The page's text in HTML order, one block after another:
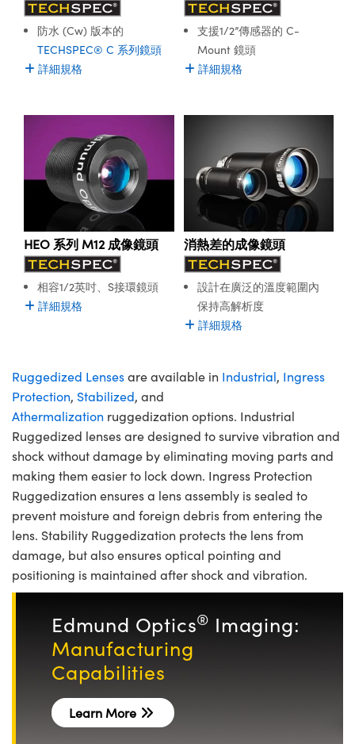
防水 (Cw) 版本的
TECHSPEC® C 系列鏡頭
詳細規格
支援1/2”傳感器的 C-
Mount 鏡頭
詳細規格
HEO 系列 M12 成像鏡頭
相容1/2英吋、S接環鏡頭
詳細規格
消熱差的成像鏡頭
設計在廣泛的溫度範圍內
保持高解析度
詳細規格
Ruggedized Lensesare available in Industrial, Ingress
Protection, Stabilized, and
Athermalization ruggedization options. Industrial
Ruggedized lenses are designed to survive vibration and
shock without damage by eliminating moving parts and
making them easier to lock down. Ingress Protection
Ruggedization ensures a lens assembly is sealed to
prevent moisture and foreign debris from entering the
lens. Stability Ruggedization protects the lens from
damage, but also ensures optical pointing and
positioning is maintained after shock and vibration.
Edmund Optics® Imaging:
Manufacturing
Capabilities
Learn More